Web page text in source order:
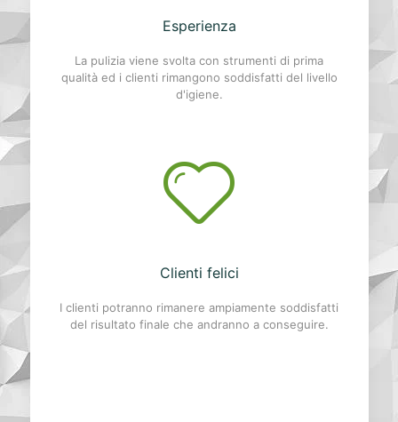
Esperienza
La pulizia viene svolta con strumenti di prima
qualità ed i clienti rimangono soddisfatti del livello
d'igiene.
Clienti felici
I clienti potranno rimanere ampiamente soddisfatti
del risultato finale che andranno a conseguire.